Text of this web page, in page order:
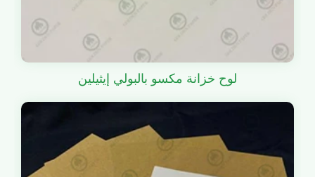
لوح خزانة مكسو بالبولي إيثيلين